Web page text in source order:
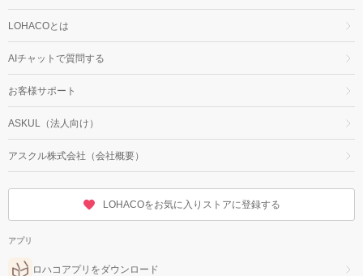
LOHACOとは
AIチャットで質問する
お客様サポート
ASKUL（法人向け）
アスクル株式会社（会社概要）
LOHACOをお気に入りストアに登録する
アプリ
ロハコアプリをダウンロード